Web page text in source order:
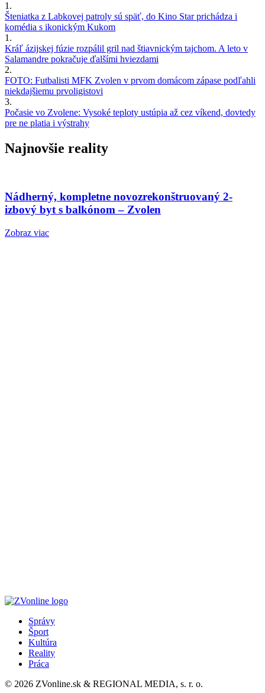
1.
Šteniatka z Labkovej patroly sú späť, do Kino Star prichádza i
komédia s ikonickým Kukom
1.
Kráľ ázijskej fúzie rozpálil gril nad štiavnickým tajchom. A leto v
Salamandre pokračuje ďalšími hviezdami
2.
FOTO: Futbalisti MFK Zvolen v prvom domácom zápase podľahli
niekdajšiemu prvoligistovi
3.
Počasie vo Zvolene: Vysoké teploty ustúpia až cez víkend, dovtedy
pre ne platia i výstrahy
Najnovšie reality
Nádherný, kompletne novozrekonštruovaný 2-
izbový byt s balkónom – Zvolen
Zobraz viac
Správy
Šport
Kultúra
Reality
Práca
© 2026 ZVonline.sk & REGIONAL MEDIA, s. r. o.